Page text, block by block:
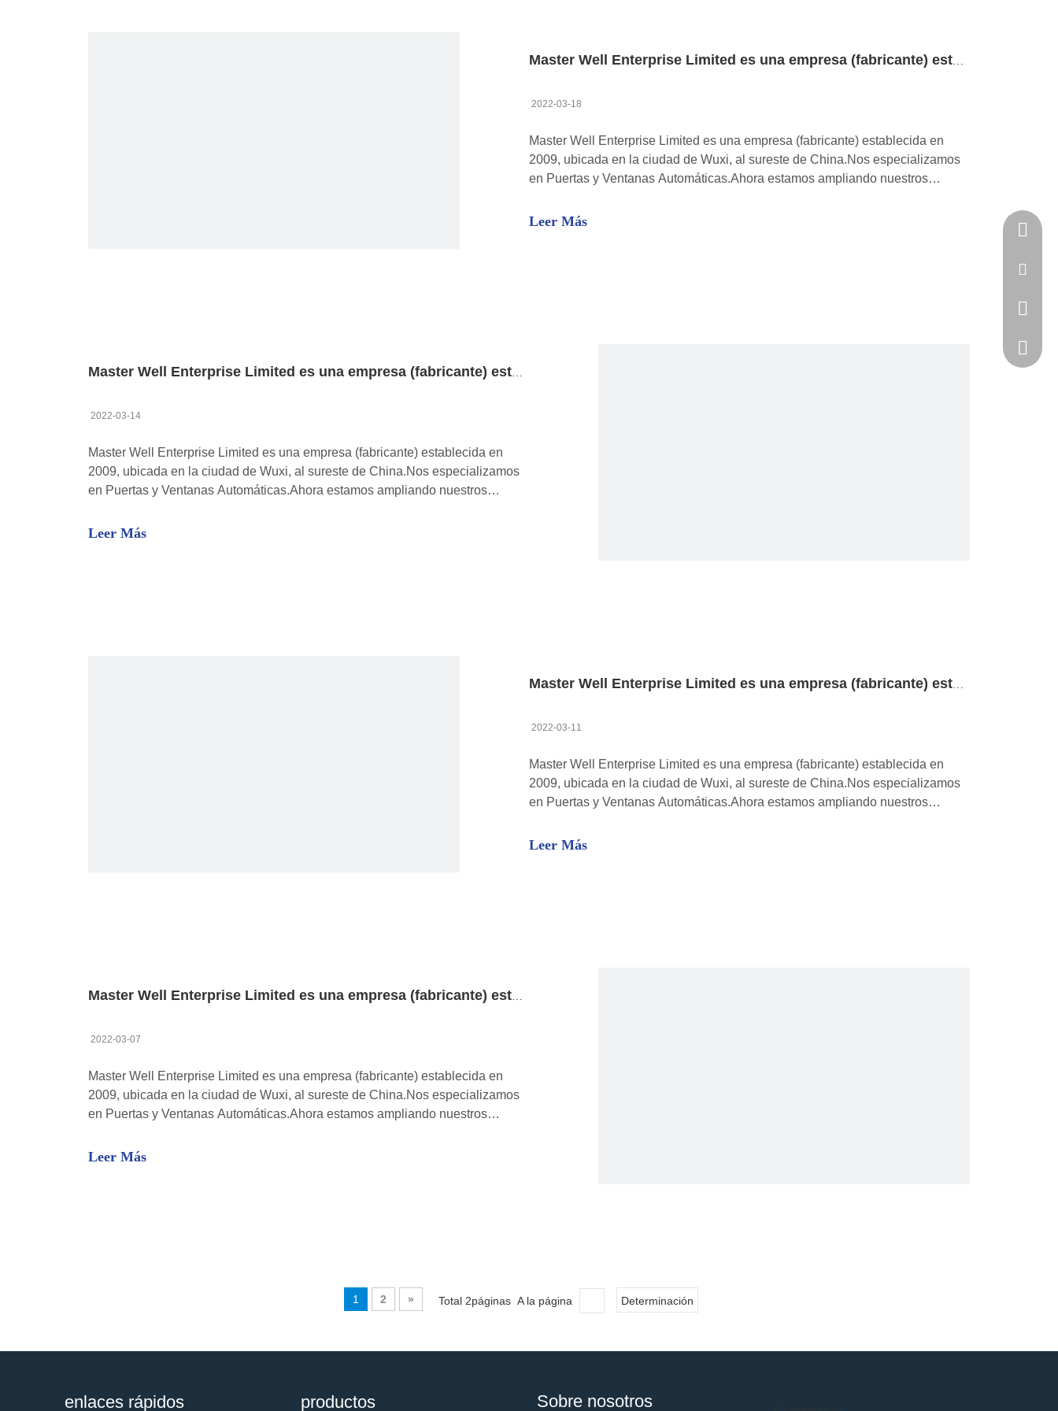
Master Well Enterprise Limited es una empresa (fabricante) establecida en 2009
2022-03-18
Master Well Enterprise Limited es una empresa (fabricante) establecida en
2009, ubicada en la ciudad de Wuxi, al sureste de China.Nos especializamos
en Puertas y Ventanas Automáticas.Ahora estamos ampliando nuestros
nuestro excelente desempeño comercial, hemos disfrutado de una gran
Leer Más
Master Well Enterprise Limited es una empresa (fabricante) establecida en 2009
2022-03-14
Master Well Enterprise Limited es una empresa (fabricante) establecida en
2009, ubicada en la ciudad de Wuxi, al sureste de China.Nos especializamos
en Puertas y Ventanas Automáticas.Ahora estamos ampliando nuestros
nuestro excelente desempeño comercial, hemos disfrutado de una gran
Leer Más
Master Well Enterprise Limited es una empresa (fabricante) establecida en 2009
2022-03-11
Master Well Enterprise Limited es una empresa (fabricante) establecida en
2009, ubicada en la ciudad de Wuxi, al sureste de China.Nos especializamos
en Puertas y Ventanas Automáticas.Ahora estamos ampliando nuestros
nuestro excelente desempeño comercial, hemos disfrutado de una gran
Leer Más
Master Well Enterprise Limited es una empresa (fabricante) establecida en 2009
2022-03-07
Master Well Enterprise Limited es una empresa (fabricante) establecida en
2009, ubicada en la ciudad de Wuxi, al sureste de China.Nos especializamos
en Puertas y Ventanas Automáticas.Ahora estamos ampliando nuestros
nuestro excelente desempeño comercial, hemos disfrutado de una gran
Leer Más
1 2 » Total 2páginas A la página Determinación
enlaces rápidos productos Sobre nosotros
+86
+86-